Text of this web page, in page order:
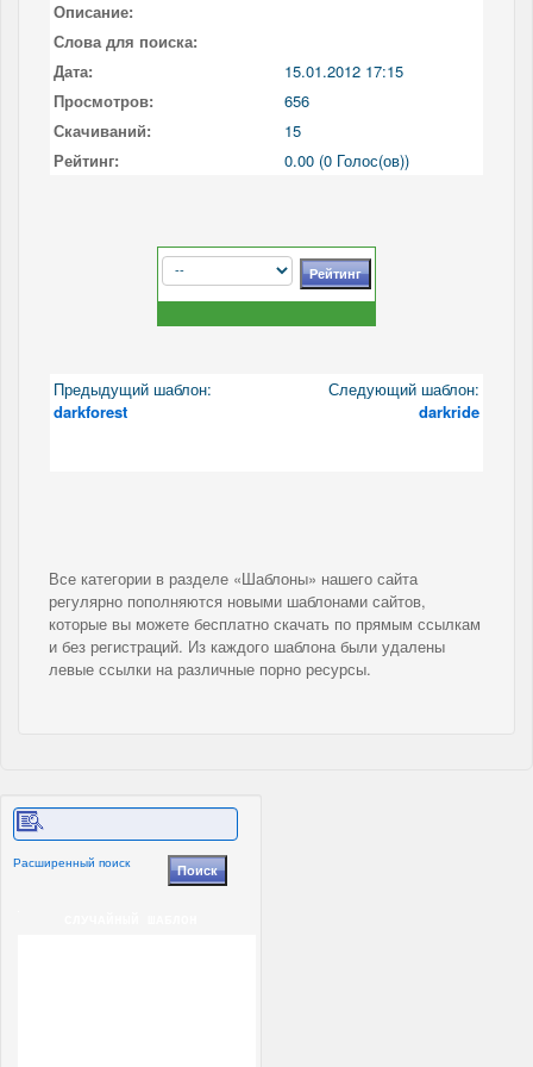
Описание:
Слова для поиска:
Дата:
15.01.2012 17:15
Просмотров:
656
Скачиваний:
15
Рейтинг:
0.00 (0 Голос(ов))
Предыдущий шаблон:
darkforest
Следующий шаблон:
darkride
Все категории в разделе «Шаблоны» нашего сайта
регулярно пополняются новыми шаблонами сайтов,
которые вы можете бесплатно скачать по прямым ссылкам
и без регистраций. Из каждого шаблона были удалены
левые ссылки на различные порно ресурсы.
Расширенный поиск